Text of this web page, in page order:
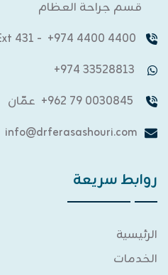
قسم جراحة العظام
4400 4400 974+
- Ext 431
عمّان
info@drferasashouri.com
روابط سريعة
الرئيسية
الخدمات